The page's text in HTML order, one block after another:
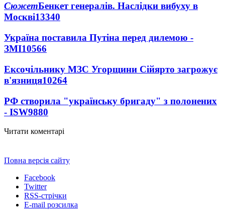
СюжетБенкет генералів. Наслідки вибуху в
Москві13340
Україна поставила Путіна перед дилемою -
ЗМІ10566
Ексочільнику МЗС Угорщини Сійярто загрожує
в'язниця10264
РФ створила "українську бригаду" з полонених
- ISW9880
Читати коментарі
Повна версія сайту
Facebook
Twitter
RSS-стрічки
E-mail розсилка